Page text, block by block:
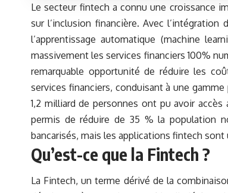
Le secteur fintech a connu une croissance
sur l’inclusion financière. Avec
l’apprentissage automatique (machine
massivement les services financiers 100%
remarquable opportunité de réduire les
services financiers, conduisant à une
1,2 milliard de personnes ont pu avoir
permis de réduire de 35 % la population
bancarisés, mais les applications fintech sont
Qu’est-ce que la Fintech ?
La Fintech, un terme dérivé de la